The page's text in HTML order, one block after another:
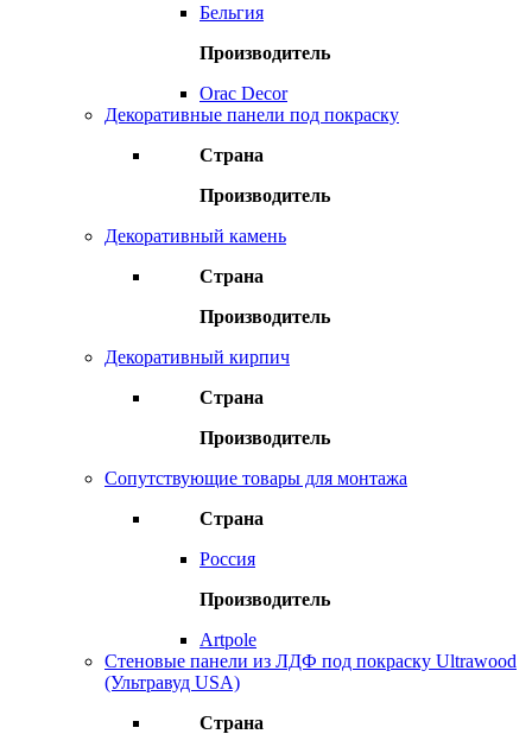
Бельгия
Производитель
Orac Decor
Декоративные панели под покраску
Страна
Производитель
Декоративный камень
Страна
Производитель
Декоративный кирпич
Страна
Производитель
Сопутствующие товары для монтажа
Страна
Россия
Производитель
Artpole
Стеновые панели из ЛДФ под покраску Ultrawood
(Ультравуд USA)
Страна